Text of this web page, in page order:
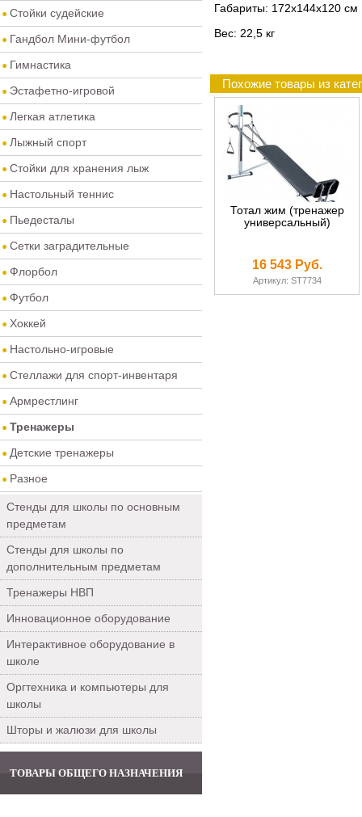
Стойки судейские
Гандбол Мини-футбол
Гимнастика
Эстафетно-игровой
Легкая атлетика
Лыжный спорт
Стойки для хранения лыж
Настольный теннис
Пьедесталы
Сетки заградительные
Флорбол
Футбол
Хоккей
Настольно-игровые
Стеллажи для спорт-инвентаря
Армрестлинг
Тренажеры
Детские тренажеры
Разное
Стенды для школы по основным
предметам
Стенды для школы по
дополнительным предметам
Тренажеры НВП
Инновационное оборудование
Интерактивное оборудование в
школе
Оргтехника и компьютеры для
школы
Шторы и жалюзи для школы
ТОВАРЫ ОБЩЕГО НАЗНАЧЕНИЯ
Габариты: 172х144х120 см
Вес: 22,5 кг
Похожие товары из
Тотал жим (тренажер
универсальный)
16 543 Руб.
Артикул: ST7734